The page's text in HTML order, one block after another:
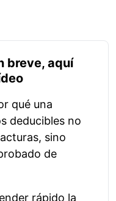
breve, aquí
qué una
deducibles no
sino
de
rápido la